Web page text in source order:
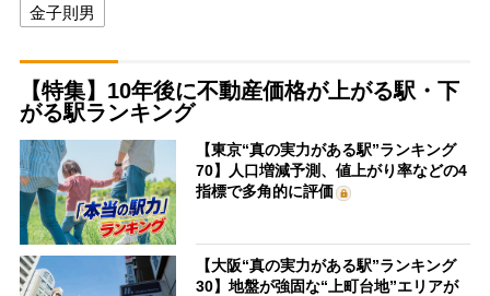
金子則男
【特集】10年後に不動産価格が上がる駅・下
がる駅ランキング
【東京“真の実力がある駅”ランキング
70】人口増減予測、値上がり率などの4
指標で多角的に評価
【大阪“真の実力がある駅”ランキング
30】地盤が強固な“上町台地”エリアが